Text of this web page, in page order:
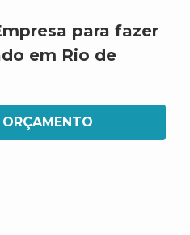
para fazer
em Rio de